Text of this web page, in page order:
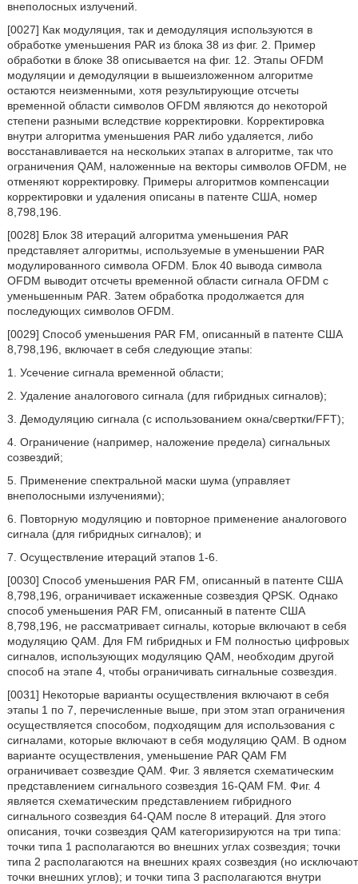
внеполосных излучений.
[0027] Как модуляция, так и демодуляция используются в
обработке уменьшения PAR из блока 38 из фиг. 2. Пример
обработки в блоке 38 описывается на фиг. 12. Этапы OFDM
модуляции и демодуляции в вышеизложенном алгоритме
остаются неизменными, хотя результирующие отсчеты
временной области символов OFDM являются до некоторой
степени разными вследствие корректировки. Корректировка
внутри алгоритма уменьшения PAR либо удаляется, либо
восстанавливается на нескольких этапах в алгоритме, так что
ограничения QAM, наложенные на векторы символов OFDM, не
отменяют корректировку. Примеры алгоритмов компенсации
корректировки и удаления описаны в патенте США, номер
8,798,196.
[0028] Блок 38 итераций алгоритма уменьшения PAR
представляет алгоритмы, используемые в уменьшении PAR
модулированного символа OFDM. Блок 40 вывода символа
OFDM выводит отсчеты временной области сигнала OFDM с
уменьшенным PAR. Затем обработка продолжается для
последующих символов OFDM.
[0029] Способ уменьшения PAR FM, описанный в патенте США
8,798,196, включает в себя следующие этапы:
1. Усечение сигнала временной области;
2. Удаление аналогового сигнала (для гибридных сигналов);
3. Демодуляцию сигнала (с использованием окна/свертки/FFT);
4. Ограничение (например, наложение предела) сигнальных
созвездий;
5. Применение спектральной маски шума (управляет
внеполосными излучениями);
6. Повторную модуляцию и повторное применение аналогового
сигнала (для гибридных сигналов); и
7. Осуществление итераций этапов 1-6.
[0030] Способ уменьшения PAR FM, описанный в патенте США
8,798,196, ограничивает искаженные созвездия QPSK. Однако
способ уменьшения PAR FM, описанный в патенте США
8,798,196, не рассматривает сигналы, которые включают в себя
модуляцию QAM. Для FM гибридных и FM полностью цифровых
сигналов, использующих модуляцию QAM, необходим другой
способ на этапе 4, чтобы ограничивать сигнальные созвездия.
[0031] Некоторые варианты осуществления включают в себя
этапы 1 по 7, перечисленные выше, при этом этап ограничения
осуществляется способом, подходящим для использования с
сигналами, которые включают в себя модуляцию QAM. В одном
варианте осуществления, уменьшение PAR QAM FM
ограничивает созвездие QAM. Фиг. 3 является схематическим
представлением сигнального созвездия 16-QAM FM. Фиг. 4
является схематическим представлением гибридного
сигнального созвездия 64-QAM после 8 итераций. Для этого
описания, точки созвездия QAM категоризируются на три типа:
точки типа 1 располагаются во внешних углах созвездия; точки
типа 2 располагаются на внешних краях созвездия (но исключают
точки внешних углов); и точки типа 3 располагаются внутри